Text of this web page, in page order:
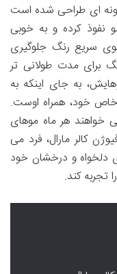
گونه ای طراحی شده است
نفوذ کرده و به خوبی
سریع رنگ جلوگیری
برای مدت طولانی تر
به جای اینکه به
خاص خود، همراه اوست.
خواهند هر ماه موهای
کالر مارال، فرد می
دلخواه و درخشان خود
تجربه کند.